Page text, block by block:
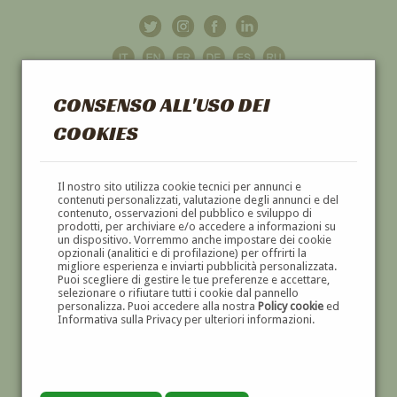
CONSENSO ALL'USO DEI
COOKIES
Il nostro sito utilizza cookie tecnici per annunci e
contenuti personalizzati, valutazione degli annunci e del
contenuto, osservazioni del pubblico e sviluppo di
prodotti, per archiviare e/o accedere a informazioni su
un dispositivo. Vorremmo anche impostare dei cookie
opzionali (analitici e di profilazione) per offrirti la
migliore esperienza e inviarti pubblicità personalizzata.
Puoi scegliere di gestire le tue preferenze e accettare,
selezionare o rifiutare tutti i cookie dal pannello
personalizza. Puoi accedere alla nostra Policy cookieed
Informativa sulla Privacy per ulteriori informazioni.
GALLERIAD'ARTE
DIPINTI E SCULTURE '800 E '900